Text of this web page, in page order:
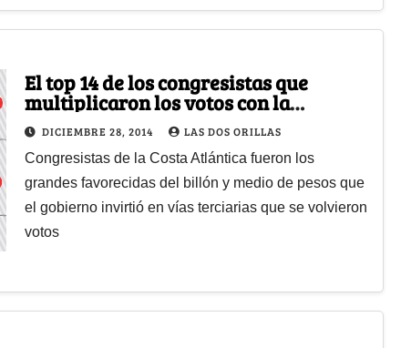
El top 14 de los congresistas que
multiplicaron los votos con la
mermelada de las vías rurales
DICIEMBRE 28, 2014 LAS DOS ORILLAS
Congresistas de la Costa Atlántica fueron los
grandes favorecidas del billón y medio de pesos que
el gobierno invirtió en vías terciarias que se volvieron
votos